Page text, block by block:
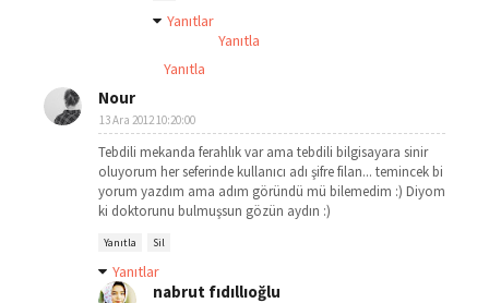
Yanıtlar
Yanıtla
Yanıtla
Nour
13 Ara 2012 10:20:00
Tebdili mekanda ferahlık var ama tebdili bilgisayara sinir
oluyorum her seferinde kullanıcı adı şifre filan... temincek bi
yorum yazdım ama adım göründü mü bilemedim :) Diyom
ki doktorunu bulmuşsun gözün aydın :)
Yanıtla Sil
Yanıtlar
nabrut fıdıllıoğlu